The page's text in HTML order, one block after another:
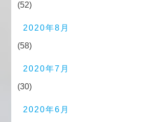
(52)
2020年8月
(58)
2020年7月
(30)
2020年6月